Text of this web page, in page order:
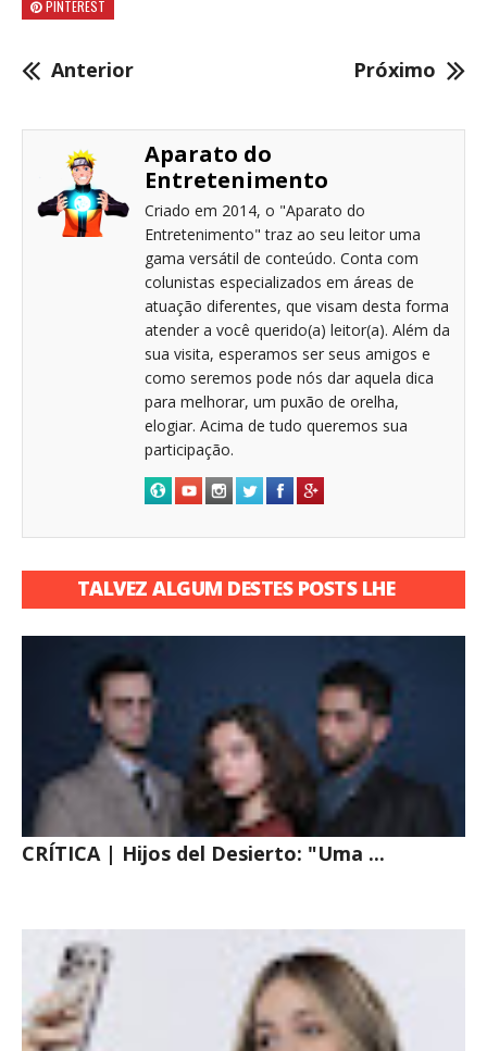
PINTEREST
Anterior Próximo
Aparato do
Entretenimento
Criado em 2014, o "Aparato do
Entretenimento" traz ao seu leitor uma
gama versátil de conteúdo. Conta com
colunistas especializados em áreas de
atuação diferentes, que visam desta forma
atender a você querido(a) leitor(a). Além da
sua visita, esperamos ser seus amigos e
como seremos pode nós dar aquela dica
para melhorar, um puxão de orelha,
elogiar. Acima de tudo queremos sua
participação.
TALVEZ ALGUM DESTES POSTS LHE
CRÍTICA | Hijos del Desierto: "Uma ...